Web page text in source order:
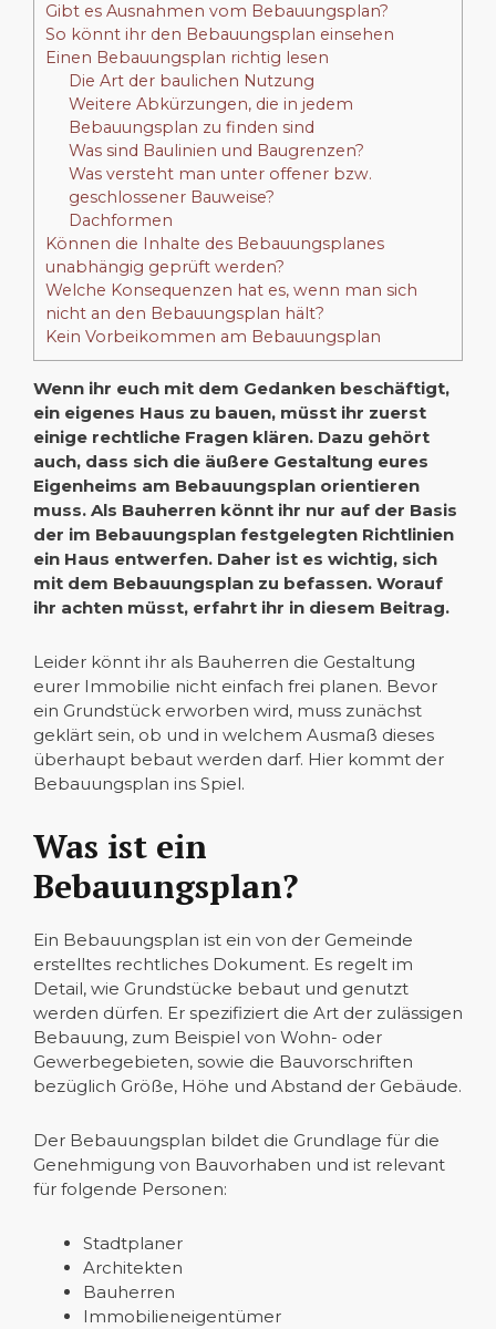
Gibt es Ausnahmen vom Bebauungsplan?
So könnt ihr den Bebauungsplan einsehen
Einen Bebauungsplan richtig lesen
Die Art der baulichen Nutzung
Weitere Abkürzungen, die in jedem
Bebauungsplan zu finden sind
Was sind Baulinien und Baugrenzen?
Was versteht man unter offener bzw.
geschlossener Bauweise?
Dachformen
Können die Inhalte des Bebauungsplanes
unabhängig geprüft werden?
Welche Konsequenzen hat es, wenn man sich
nicht an den Bebauungsplan hält?
Kein Vorbeikommen am Bebauungsplan
Wenn ihr euch mit dem Gedanken beschäftigt,
ein eigenes Haus zu bauen, müsst ihr zuerst
einige rechtliche Fragen klären. Dazu gehört
auch, dass sich die äußere Gestaltung eures
Eigenheims am Bebauungsplan orientieren
muss. Als Bauherren könnt ihr nur auf der Basis
der im Bebauungsplan festgelegten Richtlinien
ein Haus entwerfen. Daher ist es wichtig, sich
mit dem Bebauungsplan zu befassen. Worauf
ihr achten müsst, erfahrt ihr in diesem Beitrag.
Leider könnt ihr als Bauherren die Gestaltung
eurer Immobilie nicht einfach frei planen. Bevor
ein Grundstück erworben wird, muss zunächst
geklärt sein, ob und in welchem Ausmaß dieses
überhaupt bebaut werden darf. Hier kommt der
Bebauungsplan ins Spiel.
Was ist ein
Bebauungsplan?
Ein Bebauungsplan ist ein von der Gemeinde
erstelltes rechtliches Dokument. Es regelt im
Detail, wie Grundstücke bebaut und genutzt
werden dürfen. Er spezifiziert die Art der zulässigen
Bebauung, zum Beispiel von Wohn- oder
Gewerbegebieten, sowie die Bauvorschriften
bezüglich Größe, Höhe und Abstand der Gebäude.
Der Bebauungsplan bildet die Grundlage für die
Genehmigung von Bauvorhaben und ist relevant
für folgende Personen:
Stadtplaner
Architekten
Bauherren
Immobilieneigentümer